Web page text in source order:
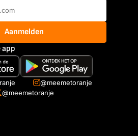
Aanmelden
app
@meemetoranje
@meemetoranje